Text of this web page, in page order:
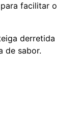
facilitar o
derretida
de sabor.